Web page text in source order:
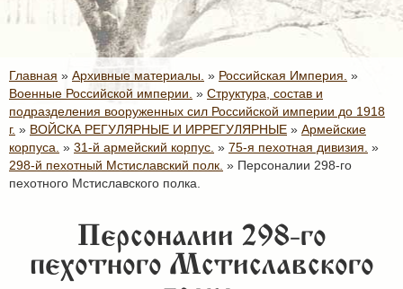
Главная » Архивные материалы. » Российская Империя. »
Военные Российской империи. » Структура, состав и
подразделения вооруженных сил Российской империи до 1918
г. » ВОЙСКА РЕГУЛЯРНЫЕ И ИРРЕГУЛЯРНЫЕ » Армейские
корпуса. » 31-й армейский корпус. » 75-я пехотная дивизия. »
298-й пехотный Мстиславский полк. » Персоналии 298-го
пехотного Мстиславского полка.
Персоналии 298-го
пехотного Мстиславского